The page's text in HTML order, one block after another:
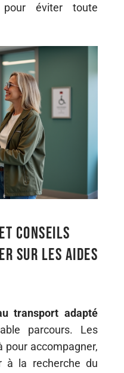
éviter toute
conseils
sur les aides
transport adapté
parcours. Les
pour accompagner,
à la recherche du